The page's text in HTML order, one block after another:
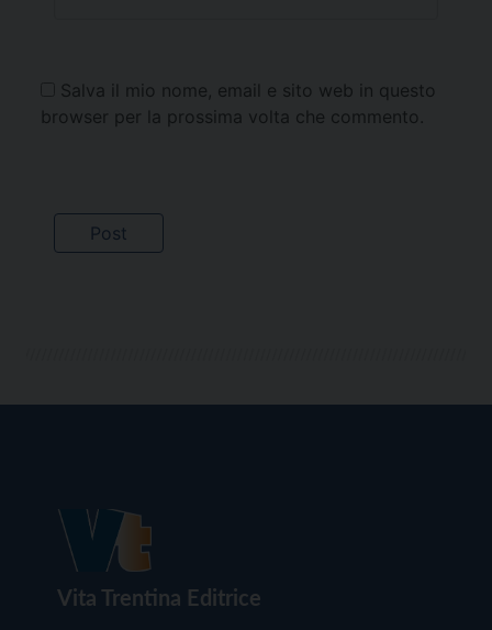
Salva il mio nome, email e sito web in questo
browser per la prossima volta che commento.
Vita Trentina Editrice